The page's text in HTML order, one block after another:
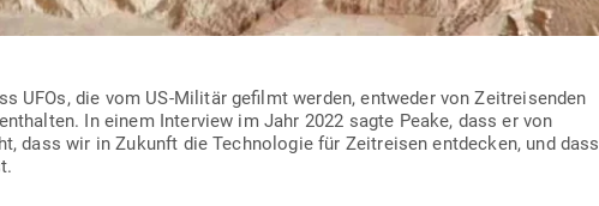
UFOs, die vom US-Militär gefilmt werden, ent­weder von Zeit­rei­senden
In einem Interview im Jahr 2022 sagte Peake, dass er von
dass wir in Zukunft die Tech­no­logie für Zeit­reisen ent­decken, und dass